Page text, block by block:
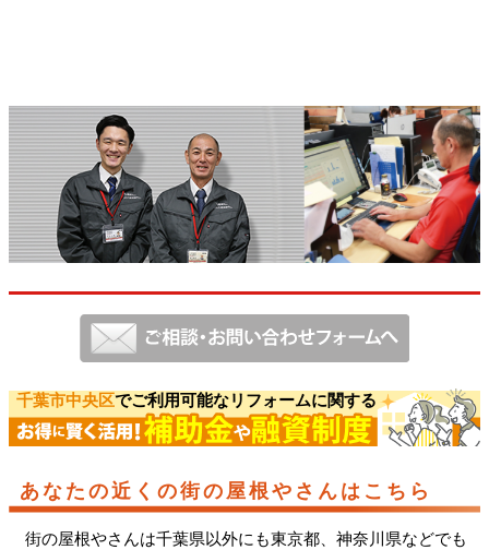
千葉市中央区でご利用可能なリフォームに関する
あなたの近くの街の屋根やさんはこちら
街の屋根やさんは千葉県以外にも東京都、神奈川県などでも